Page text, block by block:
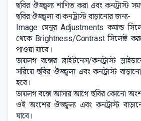
ছবির ঔজ্জ্বল্য শাণিত করা এবং কনট্রাস্ট
ছবির ঔজ্জ্বল্য বা কনট্রাস্ট বাড়ানোর জন্য-
Image মেনুর Adjustments কমান্ড
থেকে Brightness/Contrast সিলেক্ট
পাওয়া যাবে।
ডায়লগ বক্সের ব্রাইটনেস/কনট্রাস্ট
সরিয়ে ছবির ঔজ্জ্বল্য এবং কনট্রাস্ট
হবে।
ডায়লগ বক্সে আসার আগে ছবির কোনো
ওই অংশের ঔজ্জ্বল্য এবং কনট্রাস্ট
যাবে।